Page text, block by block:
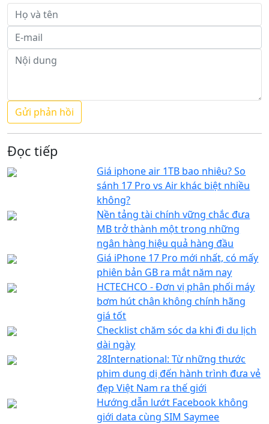
Đọc tiếp
Giá iphone air 1TB bao nhiêu? So
sánh 17 Pro vs Air khác biệt nhiều
không?
Nền tảng tài chính vững chắc đưa
MB trở thành một trong những
ngân hàng hiệu quả hàng đầu
Giá iPhone 17 Pro mới nhất, có mấy
phiên bản GB ra mắt năm nay
HCTECHCO - Đơn vị phân phối máy
bơm hút chân không chính hãng
giá tốt
Checklist chăm sóc da khi đi du lịch
dài ngày
28International: Từ những thước
phim dung dị đến hành trình đưa vẻ
đẹp Việt Nam ra thế giới
Hướng dẫn lướt Facebook không
giới data cùng SIM Saymee